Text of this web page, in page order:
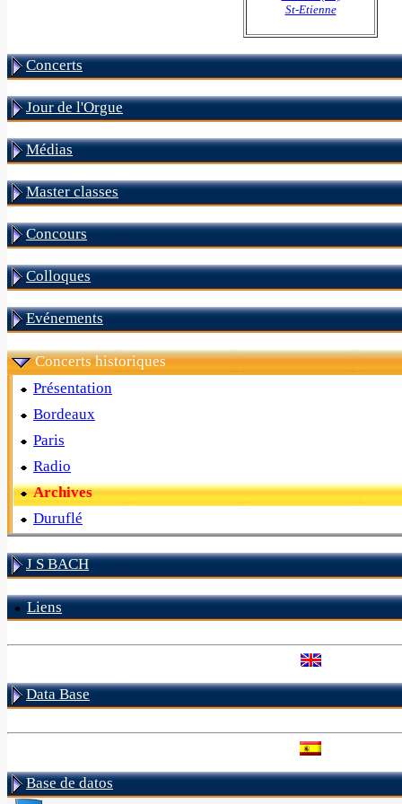
St-Etienne
Concerts
Jour de l'Orgue
Médias
Master classes
Concours
Colloques
Evénements
Concerts historiques
Présentation
Bordeaux
Paris
Radio
Archives
Duruflé
J S BACH
Liens
Data Base
Base de datos